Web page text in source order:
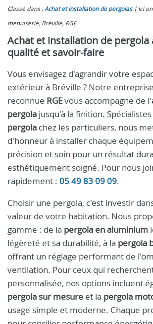
Classé dans :Achat et installation de pergolas
Ici
menuiserie, Bréville, RGE
Achat et installation de pergola
qualité et savoir-faire
Vous envisagez d'agrandir votre
extérieur à Bréville ? Notre
reconnue RGEvous accompagne de l'
pergola jusqu'à la finition.
pergola chez les particuliers, nous
d'honneur à installer chaque
précision et soin pour un résultat
esthétiquement soigné. Pour nous
rapidement : 05 49 83 09 09.
Choisir une pergola, c'est investir
valeur de votre habitation. Nous
gamme : de la pergola en aluminium
légèreté et sa durabilité, à la pergola
offrant un réglage performant de
ventilation. Pour ceux qui
personnalisée, nos options incluent
pergola sur mesure et la pergola
usage simple et moderne. Chaque